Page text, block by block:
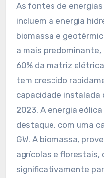
As fontes de
incluem a energia
biomassa e
a mais
60% da matriz
tem crescido
capacidade instalada
2023. A energia
destaque, com uma
GW. A biomassa,
agrícolas e florestais,
significativamente